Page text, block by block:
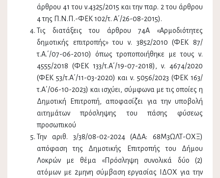
άρθρου 41 του ν.4325/2015 και την παρ. 2 του άρθρου
4 της Π.Ν.Π.-ΦΕΚ 102/τ. Α΄/26-08-2015).
Τις διατάξεις του άρθρου 74Α «Αρμοδιότητες
δημοτικής επιτροπής» του ν. 3852/2010 (ΦΕΚ 87/
τ.Α.΄/07-06-2010) όπως τροποποιήθηκε με τους ν.
4555/2018 (ΦΕΚ 133/τ.Α΄/19-07-2018), ν. 4674/2020
(ΦΕΚ 53/τ.Α΄/11-03-2020) και ν. 5056/2023 (ΦΕΚ 163/
τ.Α΄/06-10-2023) και ισχύει, σύμφωνα με τις οποίες η
Δημοτική Επιτροπή, αποφασίζει για την υποβολή
αιτημάτων πρόσληψης του πάσης φύσεως
προσωπικού
Την αριθ. 3/38/08-02-2024 (ΑΔΑ: 68Μ3ΩΛΤ-ΟΧΞ)
απόφαση της Δημοτικής Επιτροπής του Δήμου
Λοκρών με θέμα «Πρόσληψη συνολικά δύο (2)
ατόμων με 2μηνη σύμβαση εργασίας ΙΔΟΧ για την